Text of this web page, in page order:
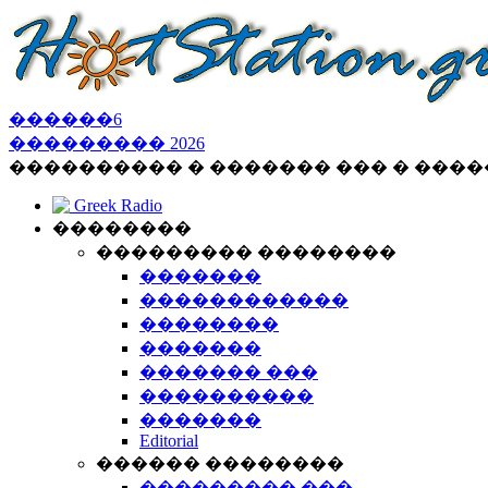
������6
��������� 2026
���������� � ������� ��� �
Greek Radio
��������
��������� ��������
�������
������������
��������
�������
������� ���
����������
�������
Editorial
������ ��������